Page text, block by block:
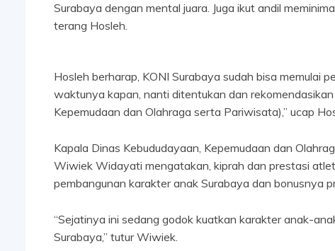
Surabaya dengan mental juara. Juga ikut andil
terang Hosleh.
Hosleh berharap, KONI Surabaya sudah bisa memulai
waktunya kapan, nanti ditentukan dan
Kepemudaan dan Olahraga serta Pariwisata),” ucap
Kapala Dinas Kebududayaan, Kepemudaan dan
Wiwiek Widayati mengatakan, kiprah dan prestasi
pembangunan karakter anak Surabaya dan bonusnya
“Sejatinya ini sedang godok kuatkan karakter anak-
Surabaya,” tutur Wiwiek.